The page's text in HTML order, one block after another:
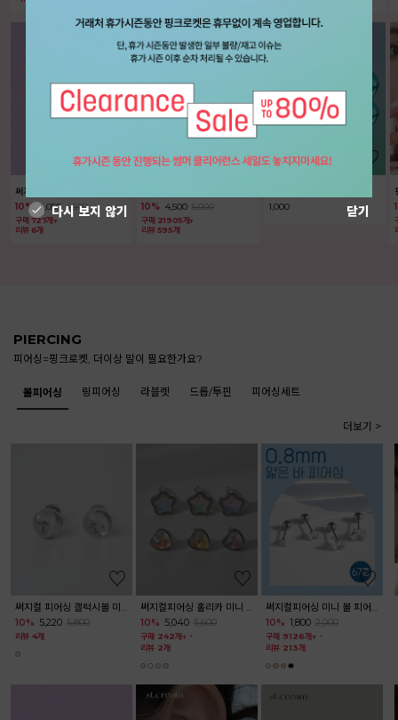
10% 4,050 4,500
구매 727개↑
리뷰 6개
10% 4,500 5,000
구매 21905개↑
리뷰 595개
1,000
PIERCING
피어싱=핑크로켓, 더이상 말이 필요한가요?
볼피어싱 링피어싱 라블렛 드롭/투핀 피어싱세트
더보기 >
다시 보지 않기 닫기